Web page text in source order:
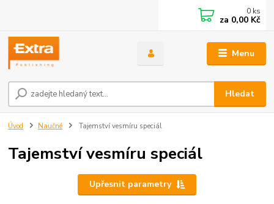
Menu
Hledat
0 ks
za 0,00 Kč
Úvod Naučné Tajemství vesmíru speciál
Tajemství vesmíru speciál
Upřesnit parametry